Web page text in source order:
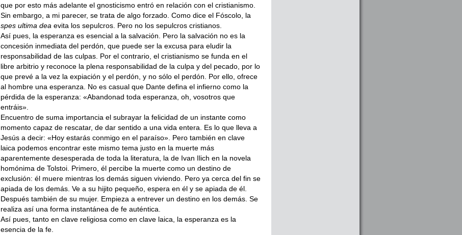
que por esto más adelante el gnosticismo entró en relación con el cristianismo.
Sin embargo, a mi parecer, se trata de algo forzado. Como dice el Fóscolo, la
spes ultima dea evita los sepulcros. Pero no los sepulcros cristianos.
Así pues, la esperanza es esencial a la salvación. Pero la salvación no es la
concesión inmediata del perdón, que puede ser la excusa para eludir la
responsabilidad de las culpas. Por el contrario, el cristianismo se funda en el
libre arbitrio y reconoce la plena responsabilidad de la culpa y del pecado, por lo
que prevé a la vez la expiación y el perdón, y no sólo el perdón. Por ello, ofrece
al hombre una esperanza. No es casual que Dante defina el infierno como la
pérdida de la esperanza: «Abandonad toda esperanza, oh, vosotros que
entráis».
Encuentro de suma importancia el subrayar la felicidad de un instante como
momento capaz de rescatar, de dar sentido a una vida entera. Es lo que lleva a
Jesús a decir: «Hoy estarás conmigo en el paraíso». Pero también en clave
laica podemos encontrar este mismo tema justo en la muerte más
aparentemente desesperada de toda la literatura, la de Ivan Ilich en la novela
homónima de Tolstoi. Primero, él percibe la muerte como un destino de
exclusión: él muere mientras los demás siguen viviendo. Pero ya cerca del fin se
apiada de los demás. Ve a su hijito pequeño, espera en él y se apiada de él.
Después también de su mujer. Empieza a entrever un destino en los demás. Se
realiza así una forma instantánea de fe auténtica.
Así pues, tanto en clave religiosa como en clave laica, la esperanza es la
esencia de la fe.